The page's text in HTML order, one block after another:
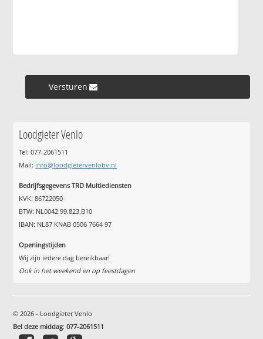
Versturen »
Loodgieter Venlo
Tel: 077-2061511
Mail: info@loodgietervenlobv.nl
Bedrijfsgegevens TRD Multiediensten
KVK: 86722050
BTW: NL0042.99.823.B10
IBAN: NL87 KNAB 0506 7664 97
Openingstijden
Wij zijn iedere dag bereikbaar!
Ook in het weekend en op feestdagen
© 2026 - Loodgieter Venlo
Bel deze middag:077-2061511